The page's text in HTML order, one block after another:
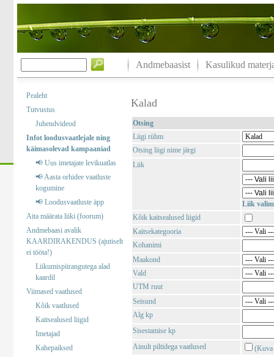
Andmebaasist Kasulikud
Pealeht
Tutvustus
Juhendvideod
Infot loodusvaatlejale ning
käimasolevad kampaaniad
📢 Uus imetajate levikuatlas
📢 Aasta orhidee vaatluste
kogumine
📢 Loodusvaatluste äpp
Aita määrata liiki (foorum)
Andmebaasi avalik
KAARDIRAKENDUS (ajutiselt
ei tööta!)
Liikumispiirangutega alad
kaardil
Viimased vaatlused
Kõik vaatlused
Kaitsealused liigid
Imetajad
Kahepaiksed
Kalad
Otsing
Liigi rühm
Otsing liigi nime järgi
Liik
Liik
Kõik kaitsealused liigid
Kaitsekategooria
Kohanimi
Maakond
Vald
UTM ruut
Seisund
Alg kp
Sisestamise kp
Ainult piltidega vaatlused
(Kuva